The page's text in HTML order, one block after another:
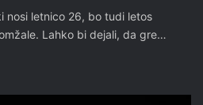
nosi letnico 26, bo tudi letos
Lahko bi dejali, da gre…